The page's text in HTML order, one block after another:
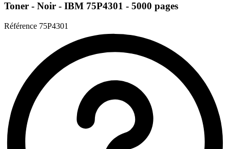
Toner - Noir - IBM 75P4301 - 5000 pages
Référence 75P4301